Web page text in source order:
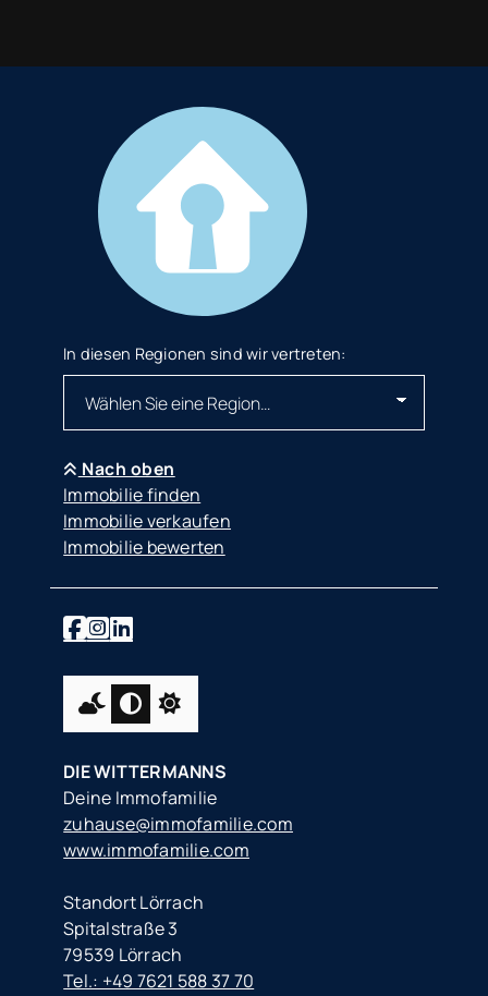
In diesen Regionen sind wir vertreten:
Nach oben
Immobilie finden
Immobilie verkaufen
Immobilie bewerten
DIE WITTERMANNS
Deine Immofamilie
zuhause@immofamilie.com
www.immofamilie.com
Standort Lörrach
Spitalstraße 3
79539 Lörrach
Tel.: +49 7621 588 37 70